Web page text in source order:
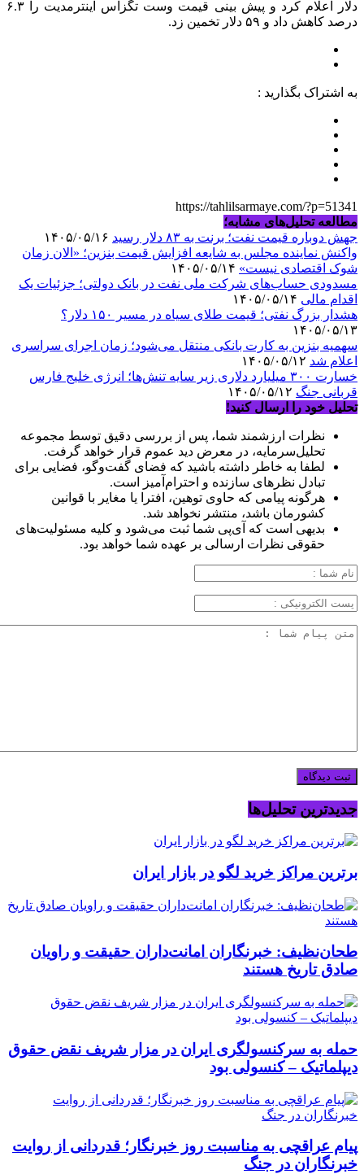
دلار اعلام کرد و پیش بینی قیمت وست تگزاس اینترمدیت را ۶.۳
درصد کاهش داد و ۵۹ دلار تخمین زد.
به اشتراک بگذارید :
https://tahlilsarmaye.com/?p=51341
مطالعه تحلیل‌های مشابه؛
جهش دوباره قیمت نفت؛ برنت به ۸۳ دلار رسید
واکنش نماینده مجلس به شایعه افزایش قیمت بنزین؛ «الان زمان
شوک اقتصادی نیست»
مسدودی حساب‌های شرکت ملی نفت در بانک دولتی؛ جزئیات یک
اقدام مالی
هشدار بزرگ نفتی؛ قیمت طلای سیاه در مسیر ۱۵۰ دلار؟
۱۴۰۵/۰۵/۱۳
سهمیه بنزین به کارت بانکی منتقل می‌شود؛ زمان اجرای سراسری
اعلام شد
خسارت ۳۰۰ میلیارد دلاری زیر سایه تنش‌ها؛ انرژی خلیج فارس
قربانی جنگ
تحلیل خود را ارسال کنید!
نظرات ارزشمند شما، پس از بررسی دقیق توسط مجموعه
تحلیل‌سرمایه، در معرض دید عموم قرار خواهد گرفت.
لطفا به خاطر داشته باشید که فضای گفت‌وگو، فضایی برای
تبادل نظرهای سازنده و احترام‌آمیز است.
هرگونه پیامی که حاوی توهین، افترا یا مغایر با قوانین
کشورمان باشد، منتشر نخواهد شد.
بدیهی است که آی‌پی شما ثبت می‌شود و کلیه مسئولیت‌های
حقوقی نظرات ارسالی بر عهده شما خواهد بود.
جدیدترین تحلیل‌ها
برترین مراکز خرید لگو در بازار ایران
طحان‌نظیف: خبرنگاران امانت‌داران حقیقت و راویان
صادق تاریخ‌ هستند
حمله به سرکنسولگری ایران در مزار شریف نقض حقوق
دیپلماتیک – کنسولی بود
پیام عراقچی به مناسبت روز خبرنگار؛ قدردانی از روایت
خبرنگاران در جنگ